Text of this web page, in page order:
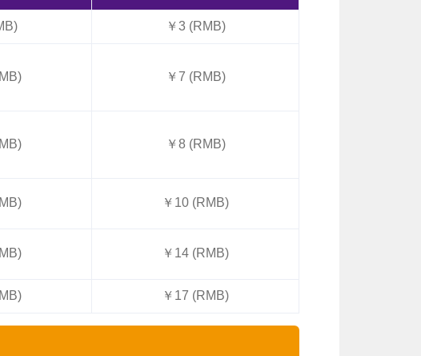
￥3 (RMB)
￥7 (RMB)
￥8 (RMB)
￥10 (RMB)
￥14 (RMB)
￥17 (RMB)